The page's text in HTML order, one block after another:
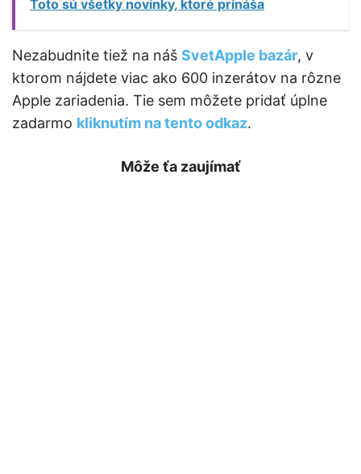
Toto sú všetky novinky, ktoré prináša
Nezabudnite tiež na náš SvetApple bazár, v
ktorom nájdete viac ako 600 inzerátov na rôzne
Apple zariadenia. Tie sem môžete pridať úplne
zadarmo kliknutím na tento odkaz.
Môže ťa zaujímať